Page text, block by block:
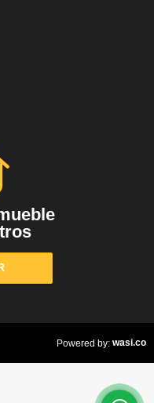
Powered by: wasi.co